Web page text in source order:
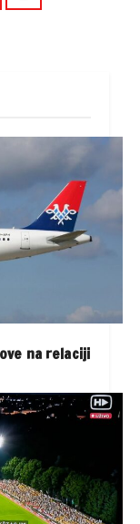
na relaciji